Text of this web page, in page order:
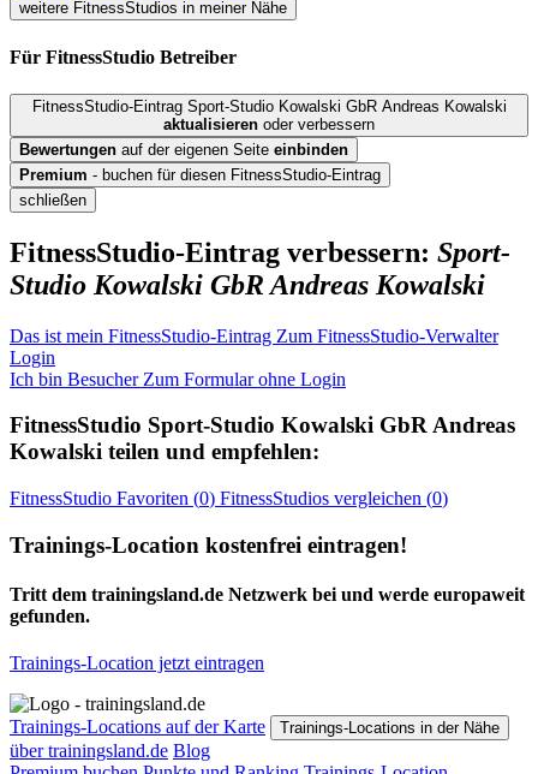
weitere FitnessStudios in meiner Nähe
Für FitnessStudio Betreiber
FitnessStudio-Eintrag Sport-Studio Kowalski GbR Andreas Kowalski
aktualisieren oder verbessern
Bewertungen auf der eigenen Seite einbinden
Premium - buchen für diesen FitnessStudio-Eintrag
schließen
FitnessStudio-Eintrag verbessern: Sport-
Studio Kowalski GbR Andreas Kowalski
Das ist mein FitnessStudio-Eintrag Zum FitnessStudio-Verwalter
Login
Ich bin Besucher Zum Formular ohne Login
FitnessStudio Sport-Studio Kowalski GbR Andreas
Kowalski teilen und empfehlen:
FitnessStudio Favoriten (0) FitnessStudios vergleichen (0)
Trainings-Location kostenfrei eintragen!
Tritt dem trainingsland.de Netzwerk bei und werde europaweit
gefunden.
Trainings-Location jetzt eintragen
Trainings-Locations auf der Karte Trainings-Locations in der Nähe
über trainingsland.de Blog